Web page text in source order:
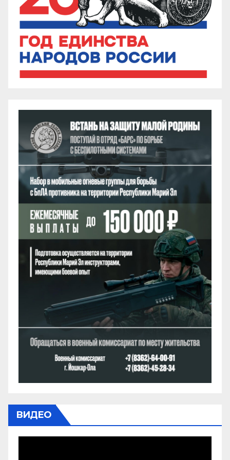
ВИДЕО